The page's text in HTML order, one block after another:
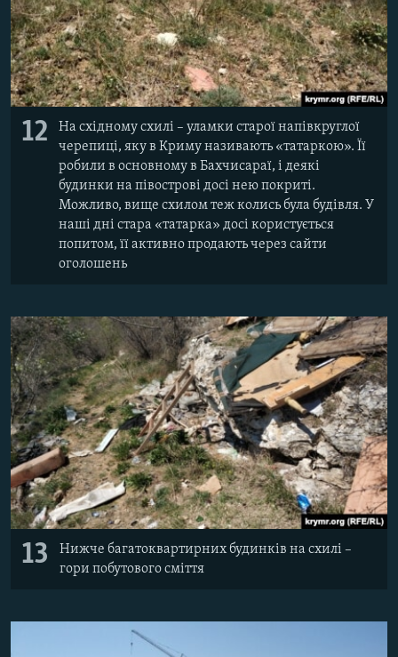
12
На східному схилі – уламки старої напівкруглої
черепиці, яку в Криму називають «татаркою». Її
робили в основному в Бахчисараї, і деякі
будинки на півострові досі нею покриті.
Можливо, вище схилом теж колись була будівля. У
наші дні стара «татарка» досі користується
попитом, її активно продають через сайти
оголошень
13
Нижче багатоквартирних будинків на схилі –
гори побутового сміття